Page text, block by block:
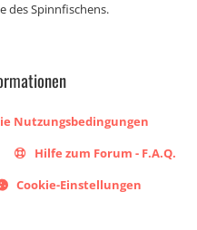
des Spinnfischens.
Nutzungsbedingungen
Hilfe zum Forum - F.A.Q.
Cookie-Einstellungen